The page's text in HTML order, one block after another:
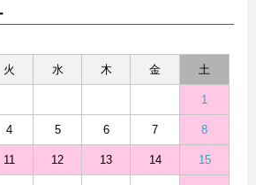
火 水 木 金 土
1
4 5 6 7 8
11 12 13 14 15